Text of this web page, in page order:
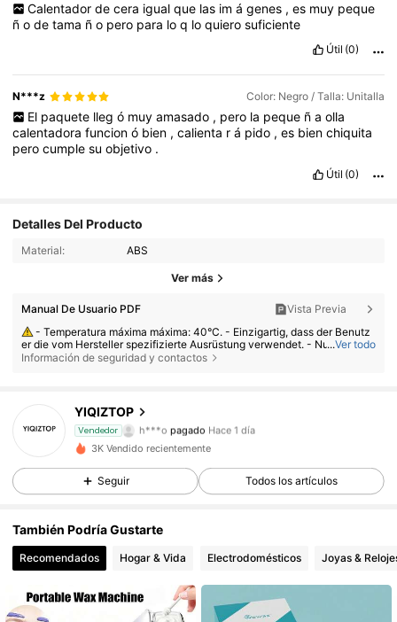
Calentador de cera igual que las im á genes , es muy peque
ñodetama ño pero para loq loquierosuficiente
Útil (0)
N***z Color: Negro / Talla: Unitalla
El paquete lleg ó muy amasado , pero la peque ñ a olla
calentadorafuncionó bien ,calienta rá pido ,es bienchiquita
perocumplesuobjetivo .
Útil (0)
Detalles Del Producto
Material: ABS
Ver más
Manual De Usuario PDF
Vista Previa
- Temperatura máxima máxima: 40°C. - Einzigartig, dass der Benutz
er die vom Hersteller spezifizierte Ausrüstung verwendet. - Nutzen Sie
das Produkt internalhalb der Grenzen seiner Eigenschaften. - Demotier
en Sie das Produkt nicht und modifizieren Sie es nicht. - Stellen Sie sic
vorhanden ist.
...Ver todo
Información de seguridad y contactos
YIQIZTOP
Vendedor
4,64
h***o pagado Hace 1 día
4,64 108 Seguidores
3K Vendido recientemente
Seguir Todos los artículos
También Podría Gustarte
Recomendados Hogar & Vida Electrodomésticos Joyas &